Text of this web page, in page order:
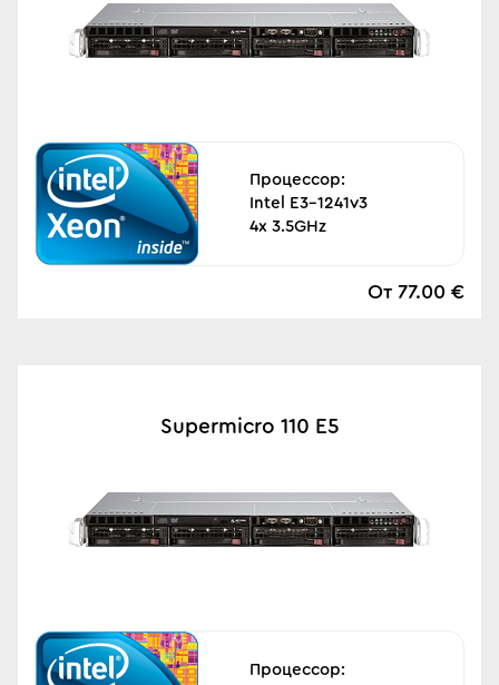
Процессор:
Intel E3-1241v3
4x 3.5GHz
От 77.00 €
Supermicro 110 E5
Процессор: